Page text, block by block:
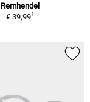
Remhendel
€ 39,991